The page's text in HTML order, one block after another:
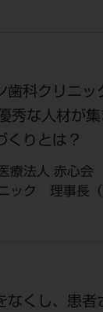
歯科クリニッ
秀な人材が集
くりとは？
療法人 赤心会
ック 理事長
なくし、患者